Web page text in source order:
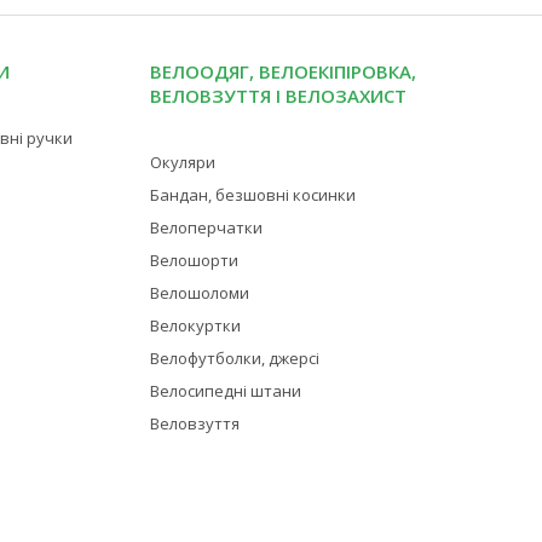
ручки
ВЕЛООДЯГ, ВЕЛОЕКІПІРОВКА,
ВЕЛОВЗУТТЯ І ВЕЛОЗАХИСТ
Окуляри
Бандан, безшовні косинки
Велоперчатки
Велошорти
Велошоломи
Велокуртки
Велофутболки, джерсі
Велосипедні штани
Веловзуття